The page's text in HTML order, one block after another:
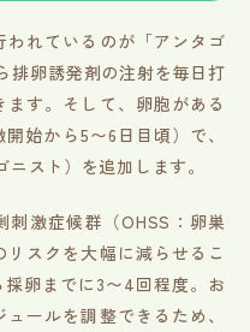
れているのが「アンタゴ
排卵誘発剤の注射を毎日打
す。そして、卵胞がある
始から5〜6日目頃）で、
スト）を追加します。
刺激症候群（OHSS：卵巣
スクを大幅に減らせるこ
卵までに3〜4回程度。お
ールを調整できるため、